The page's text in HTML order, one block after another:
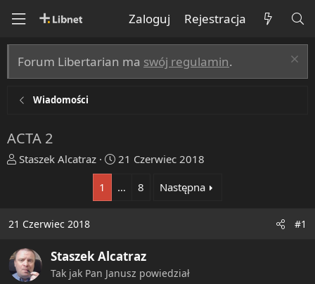
Zaloguj Rejestracja
Forum Libertarian ma swój regulamin.
Wiadomości
ACTA 2
T
d
s
t
a
Staszek Alcatraz
R
z
ę
t
21 Czerwiec 2018
1
… 8 Następna
21 Czerwiec 2018 #1
Staszek Alcatraz
Tak jak Pan Janusz powiedział